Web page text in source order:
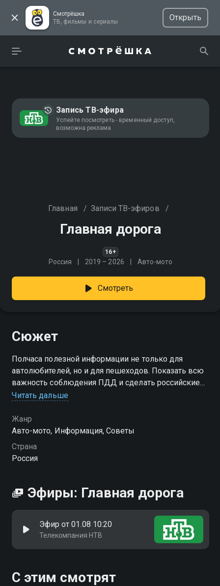
Смотрёшка
ТВ, фильмы и сериалы
Открыть
Запись ТВ-эфира
Успейте посмотреть - временный доступ,
возможна реклама
Главная / Записи ТВ-эфиров /
Главная дорога
16+
Россия 2019 – 2026 Авто-мото
Смотреть
Сюжет
Полчаса полезной информации не только для
автолюбителей, но и для пешеходов. Показать всю
важность соблюдения ПДД и сделать российские
дороги безопаснее - это главная цель программы и
Читать дальше
Жанр
Авто-мото, Информация, Советы
Страна
Россия
Эфиры: Главная дорога
Эфир от 01.08 10:20
Телекомпания НТВ
С этим смотрят